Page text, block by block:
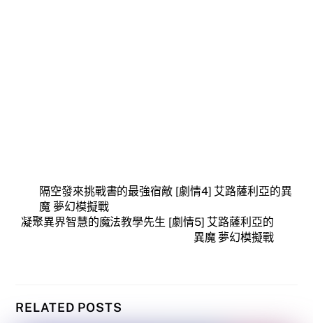
隔空發來挑戰書的最強宿敵 [劇情4] 艾路薩利亞的異
魔 夢幻模擬戰
凝聚異界智慧的魔法教學先生 [劇情5] 艾路薩利亞的
異魔 夢幻模擬戰
RELATED POSTS